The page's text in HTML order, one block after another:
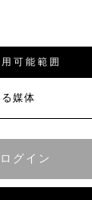
可能範囲
媒体
ログイン